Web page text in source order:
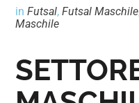
inFutsal,Futsal Maschile
Maschile